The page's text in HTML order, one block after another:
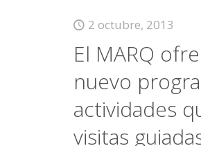
2 octubre, 2013
El MARQ
nuevo
actividades
visitas